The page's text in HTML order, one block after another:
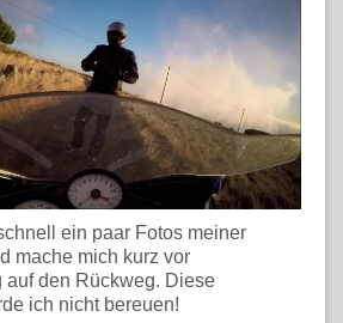
ein paar Fotos meiner
mache mich kurz vor
auf den Rückweg. Diese
ich nicht bereuen!